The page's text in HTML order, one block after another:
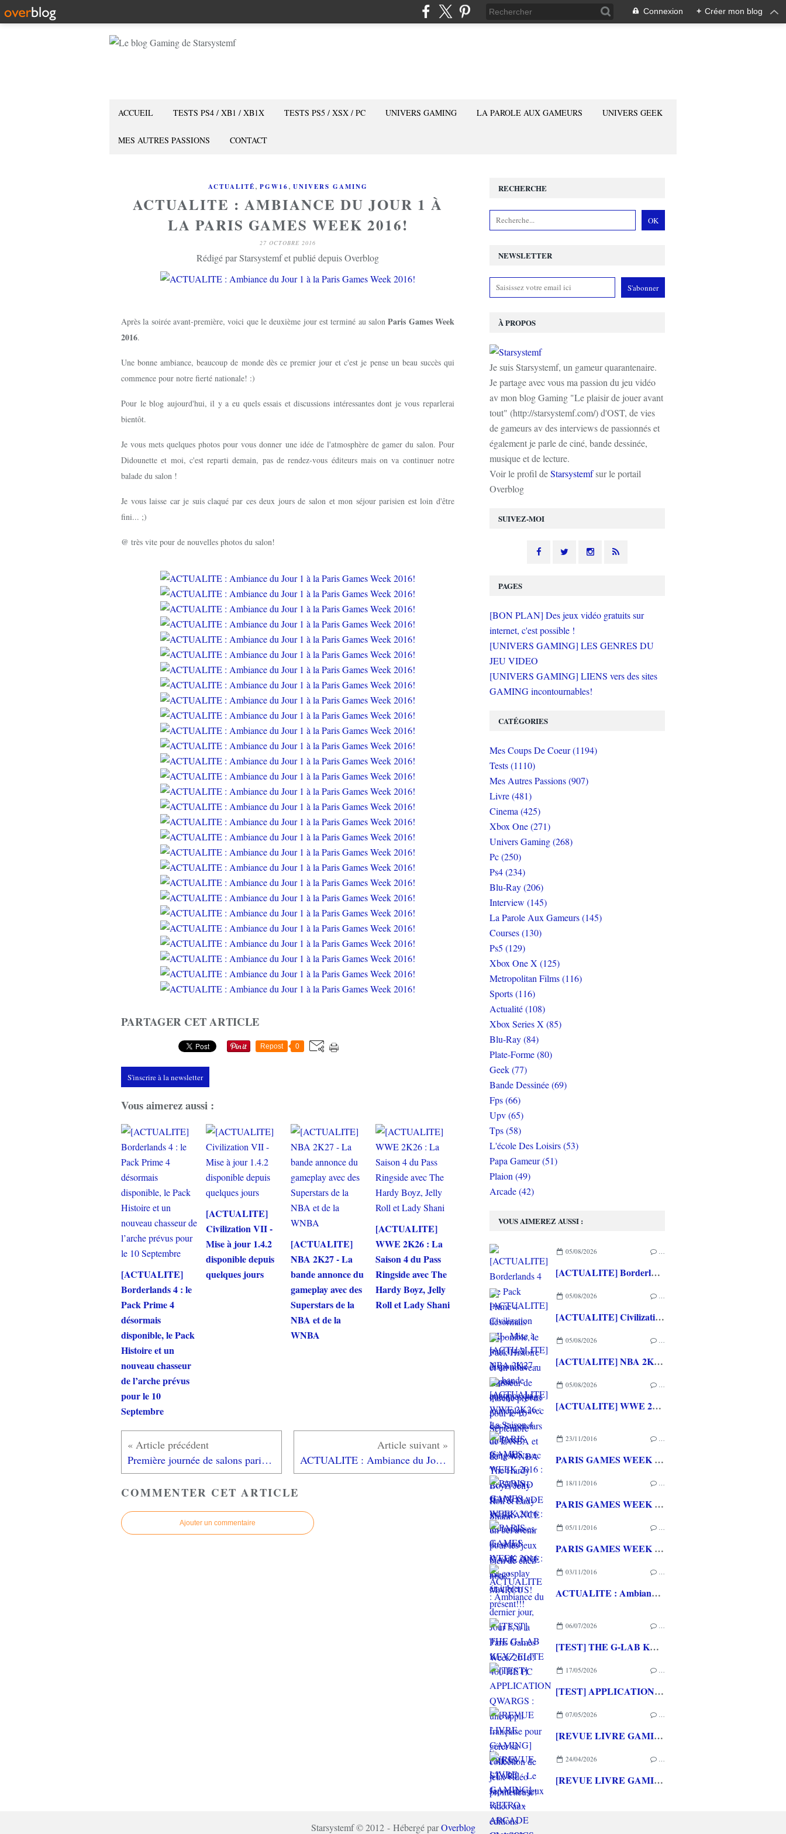
Connexion + Créer mon blog
ACCUEIL TESTS PS4 / XB1 / XB1X TESTS PS5 / XSX / PC UNIVERS GAMING LA PAROLE AUX GAMEURS UNIVERS GEEK
MES AUTRES PASSIONS CONTACT
ACTUALITÉ, PGW16, UNIVERS GAMING
ACTUALITE : AMBIANCE DU JOUR 1 À
LA PARIS GAMES WEEK 2016!
27 OCTOBRE 2016
Rédigé par Starsystemf et publié depuis Overblog
Après la soirée avant-première, voici que le deuxième jour est terminé au salonParis Games Week
2016.
Une bonne ambiance, beaucoup de monde dès ce premier jour et c'est je pense un beau succès qui
commence pour notre fierté nationale! :)
Pour le blog aujourd'hui, il y a eu quels essais et discussions intéressantes dont je vous reparlerai
bientôt.
Je vous mets quelques photos pour vous donner une idée de l'atmosphère de gamer du salon. Pour
Didounette et moi, c'est reparti demain, pas de rendez-vous éditeurs mais on va continuer notre
balade du salon !
Je vous laisse car je suis claqué par ces deux jours de salon et mon séjour parisien est loin d'être
fini... ;)
@ très vite pour de nouvelles photos du salon!
PARTAGER CET ARTICLE
Repost 0
S'inscrire à la newsletter
Vous aimerez aussi :
[ACTUALITE]
Borderlands 4 : le
Pack Prime 4
désormais
disponible, le Pack
Histoire et un
nouveau chasseur
de l’arche prévus
pour le 10
Septembre
[ACTUALITE]
Civilization VII -
Mise à jour 1.4.2
disponible depuis
quelques jours
[ACTUALITE]
NBA 2K27 - La
bande annonce du
gameplay avec des
Superstars de la
NBA et de la
WNBA
[ACTUALITE]
WWE 2K26 : La
Saison 4 du Pass
Ringside avec The
Hardy Boyz, Jelly
Roll et Lady Shani
Première journée de salons parisiens : Game Connection 16 et soirée Paris Games Week 2016 ACTUALITE : Ambiance du Jour 2 à la #PGW 2016!
COMMENTER CET ARTICLE
Ajouter un commentaire
NEWSLETTER
SUIVEZ-MOI
RECHERCHE
À PROPOS
Je suis Starsystemf, un gameur quarantenaire.
Je partage avec vous ma passion du jeu vidéo
av mon blog Gaming "Le plaisir de jouer avant
tout" (http://starsystemf.com/) d'OST, de vies
de gameurs av des interviews de passionnés et
également je parle de ciné, bande dessinée,
musique et de lecture.
Voir le profil deStarsystemfsur le portail
Overblog
VOUS AIMEREZ AUSSI :
05/08/2026 …
[ACTUALITE] Borderlands 4 : le Pack Prime 4 désormais disponible, le Pack Histoire et un nouveau chasseur de l’arche prévus pour le 10 Septembre
05/08/2026 …
[ACTUALITE] Civilization VII - Mise à jour 1.4.2 disponible depuis quelques jours
05/08/2026 …
[ACTUALITE] NBA 2K27 - La bande annonce du gameplay avec des Superstars de la NBA et de la WNBA
05/08/2026 …
[ACTUALITE] WWE 2K26 : La Saison 4 du Pass Ringside avec The Hardy Boyz, Jelly Roll et Lady Shani
23/11/2016 …
PARIS GAMES WEEK 2016 : Le STAND JEUX MADE IN FRANCE un bel avenir pour les jeux bien de chez nous!
18/11/2016 …
PARIS GAMES WEEK 2016 : les coulisses du stand GAME ONE avec MARCUS!
05/11/2016 …
PARIS GAMES WEEK 2016 : Le cosplay était bien présent!!!
03/11/2016 …
ACTUALITE : Ambiance du dernier jour, Jour 5, à la Paris Games Week 2016!
06/07/2026 …
[TEST] THE G-LAB KEYZ ELITE 400 HE PC
17/05/2026 …
[TEST] APPLICATION QWARGS : une appli française pour gérer sa collection de jeux vidéo prometteuse!
07/05/2026 …
[REVUE LIVRE GAMING] PRESS START - Le Japon des jeux vidéo aux éditions NUINUI
24/04/2026 …
[REVUE LIVRE GAMING] - RETRO - ARCADE CLASSICS - La grande histoire des bornes de jeux vidéo aux éditions CASA
PAGES
[BON PLAN] Des jeux vidéo gratuits sur
internet, c'est possible !
[UNIVERS GAMING] LES GENRES DU
JEU VIDEO
[UNIVERS GAMING] LIENS vers des sites
GAMING incontournables!
CATÉGORIES
Mes Coups De Coeur (1194)
Tests (1110)
Mes Autres Passions (907)
Livre (481)
Cinema (425)
Xbox One (271)
Univers Gaming (268)
Pc (250)
Ps4 (234)
Blu-Ray (206)
Interview (145)
La Parole Aux Gameurs (145)
Courses (130)
Ps5 (129)
Xbox One X (125)
Metropolitan Films (116)
Sports (116)
Actualité (108)
Xbox Series X (85)
Blu-Ray (84)
Plate-Forme (80)
Geek (77)
Bande Dessinée (69)
Fps (66)
Upv (65)
Tps (58)
L'école Des Loisirs (53)
Papa Gameur (51)
Plaion (49)
Arcade (42)
Starsystemf © 2012 - Hébergé parOverblog